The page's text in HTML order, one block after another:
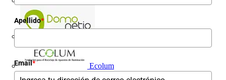
Ecolum
Apellido*
Email*